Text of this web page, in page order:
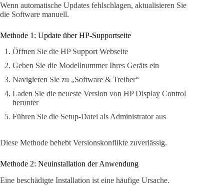
Wenn automatische Updates fehlschlagen, aktualisieren Sie
die Software manuell.
Methode 1: Update über HP-Supportseite
Öffnen Sie die HP Support Webseite
Geben Sie die Modellnummer Ihres Geräts ein
Navigieren Sie zu „Software & Treiber“
Laden Sie die neueste Version von HP Display Control
herunter
Führen Sie die Setup-Datei als Administrator aus
Diese Methode behebt Versionskonflikte zuverlässig.
Methode 2: Neuinstallation der Anwendung
Eine beschädigte Installation ist eine häufige Ursache.